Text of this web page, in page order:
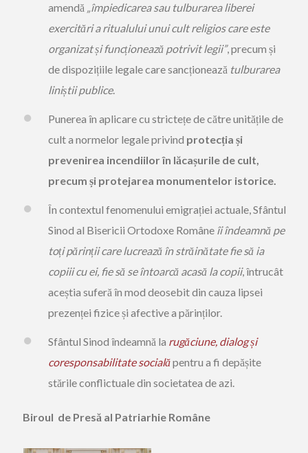
amendă „împiedicarea sau tulburarea liberei
exercitări a ritualului unui cult religios care este
organizat și funcționează potrivit legii”, precum și
de dispozițiile legale care sancționează tulburarea
liniștii publice.
Punerea în aplicare cu strictețe de către unitățile de
cult a normelor legale privind protecția și
prevenirea incendiilor în lăcașurile de cult,
precum și protejarea monumentelor istorice.
În contextul fenomenului emigrației actuale, Sfântul
Sinod al Bisericii Ortodoxe Române îi îndeamnă pe
toți părinții care lucrează în străinătate fie să ia
copiii cu ei, fie să se întoarcă acasă la copii, întrucât
aceștia suferă în mod deosebit din cauza lipsei
prezenței fizice și afective a părinților.
Sfântul Sinod îndeamnă la rugăciune, dialog și
coresponsabilitate socialăpentru a fi depășite
stările conflictuale din societatea de azi.
Biroul de Presă al Patriarhie Române